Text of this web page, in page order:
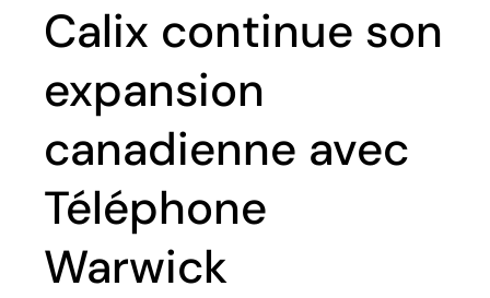
Calix continue son
expansion
canadienne avec
Téléphone
Warwick